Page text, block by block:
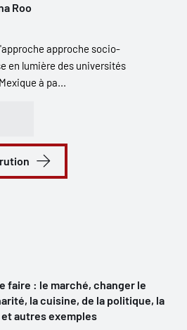
Roo
approche socio-
en lumière des universités
à pa...
faire : le marché, changer le
la cuisine, de la politique, la
autres exemples